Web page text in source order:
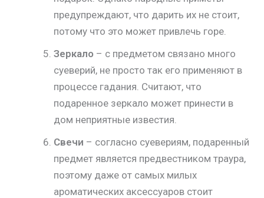
предупреждают, что дарить их не стоит,
потому что это может привлечь горе.
Зеркало – с предметом связано много
суеверий, не просто так его применяют в
процессе гадания. Считают, что
подаренное зеркало может принести в
дом неприятные известия.
Свечи – согласно суевериям, подаренный
предмет является предвестником траура,
поэтому даже от самых милых
ароматических аксессуаров стоит